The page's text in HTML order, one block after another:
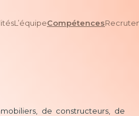
L’équipeCompétences
de constructeurs, de